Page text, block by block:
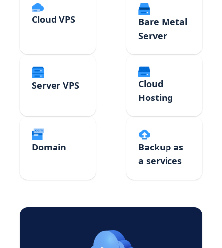
Cloud VPS
Bare Metal
Server
Server VPS
Cloud
Hosting
Domain
Backup as
a services